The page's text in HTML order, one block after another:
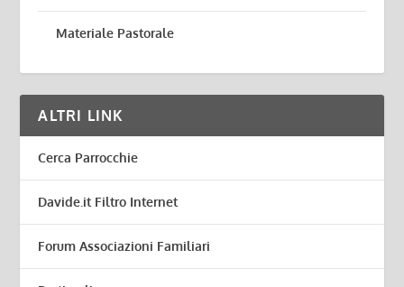
Materiale Pastorale
ALTRI LINK
Cerca Parrocchie
Davide.it Filtro Internet
Forum Associazioni Familiari